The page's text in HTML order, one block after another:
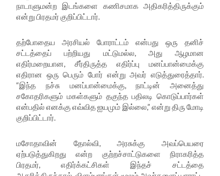
நாடாளுமன்ற இடங்களை கணிசமாக அதிகரித்திருக்கும்
என்று பிரதமர் குறிப்பிட்டார்.
தற்போதைய அரசியல் போராட்டம் என்பது ஒரு தனிச்
சட்டத்தைப் பற்றியது மட்டுமல்ல
அது ஆழமான
எதிர்மறையான
சீர்திருத்த எதிர்ப்பு மனப்பான்மைக்கு
எதிரான ஒரு பெரும் போர் என்று அவர்எடுத்துரைத்தார்
“இந்த நச்சு மனப்பான்மைக்கு ,நாட்டின் அனைத்து
சகோதரிகளும் மகள்களும் தகுந்த பதிலடி கொடுப்பார்கள்
என்பதில் எனக்கு எவ்வித ஐயமும் இல்லை,” என்று திரு மோடி
குறிப்பிட்டார்.
மசோதாவின் தோல்வி ,அரசுக்கு அவப்பெயரை
ஏற்படுத்துகிறது என்ற குற்றச்சாட்டுகளை நிராகரித்த
பிரதமர், எதிர்க்கட்சிகள் இந்தச் சட்டத்தை